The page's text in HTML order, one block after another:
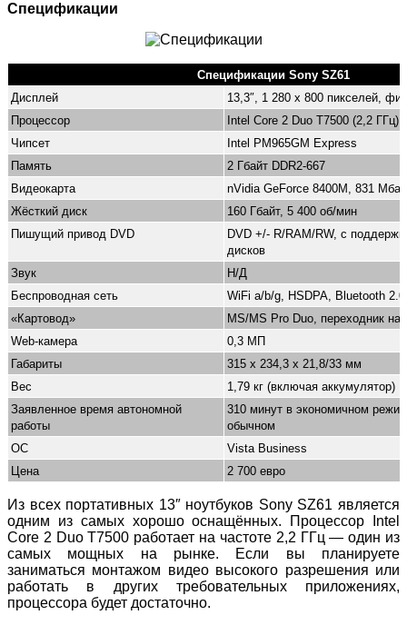
Спецификации
Спецификации Sony SZ61
Дисплей
13,3″, 1 280 x 800 пикселей,
Процессор
Intel Core 2 Duo T7500 (2,2 ГГц)
Чипсет
Intel PM965GM Express
Память
2 Гбайт DDR2-667
Видеокарта
nVidia GeForce 8400M, 831
Жёсткий диск
160 Гбайт, 5 400 об/мин
Пишущий привод DVD
DVD +/- R/RAM/RW, с
дисков
Звук
Н/Д
Беспроводная сеть
WiFi a/b/g, HSDPA, Bluetooth 2.0
«Картовод»
MS/MS Pro Duo, переходник на
Web-камера
0,3 МП
Габариты
315 x 234,3 x 21,8/33 мм
Вес
1,79 кг (включая аккумулятор)
Заявленное время автономной
работы
310 минут в экономичном
обычном
ОС
Vista Business
Цена
2 700 евро
Из всех портативных 13″ ноутбуков Sony SZ61 является
одним из самых хорошо оснащённых. Процессор Intel
Core 2 Duo T7500 работает на частоте 2,2 ГГц — один из
самых мощных на рынке. Если вы планируете
заниматься монтажом видео высокого разрешения или
работать в других требовательных приложениях,
процессора будет достаточно.